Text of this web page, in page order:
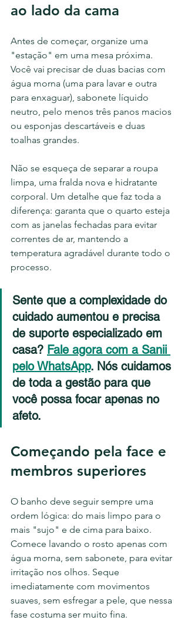
ao lado da cama
Antes de começar, organize uma
"estação" em uma mesa próxima.
Você vai precisar de duas bacias com
água morna (uma para lavar e outra
para enxaguar), sabonete líquido
neutro, pelo menos três panos macios
ou esponjas descartáveis e duas
toalhas grandes.
Não se esqueça de separar a roupa
limpa, uma fralda nova e hidratante
corporal. Um detalhe que faz toda a
diferença: garanta que o quarto esteja
com as janelas fechadas para evitar
correntes de ar, mantendo a
temperatura agradável durante todo o
processo.
Sente que a complexidade do
cuidado aumentou e precisa
de suporte especializado em
casa? Fale agora com a Sanii
pelo WhatsApp. Nós cuidamos
de toda a gestão para que
você possa focar apenas no
afeto.
Começando pela face e
membros superiores
O banho deve seguir sempre uma
ordem lógica: do mais limpo para o
mais "sujo" e de cima para baixo.
Comece lavando o rosto apenas com
água morna, sem sabonete, para evitar
irritação nos olhos. Seque
imediatamente com movimentos
suaves, sem esfregar a pele, que nessa
fase costuma ser muito fina.